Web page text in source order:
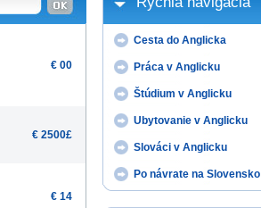
€ 00
€ 2500£
€ 14
Cesta do Anglicka
Práca v Anglicku
Štúdium v Anglicku
Ubytovanie v Anglicku
Slováci v Anglicku
Po návrate na Slovensko